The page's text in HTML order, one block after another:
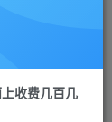
长
载
GO
收费几百几